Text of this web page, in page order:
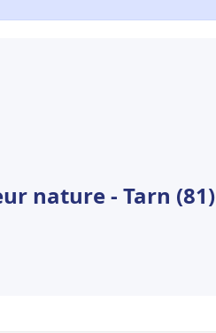
nature - Tarn (81)